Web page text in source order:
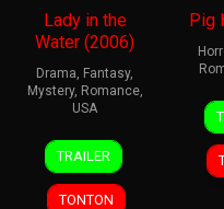
Lady in the
Water (2006)
Drama, Fantasy,
Mystery, Romance,
USA
19
Jul
2006
M.
Night
Shyamalan
TRAILER
TONTON
Pig